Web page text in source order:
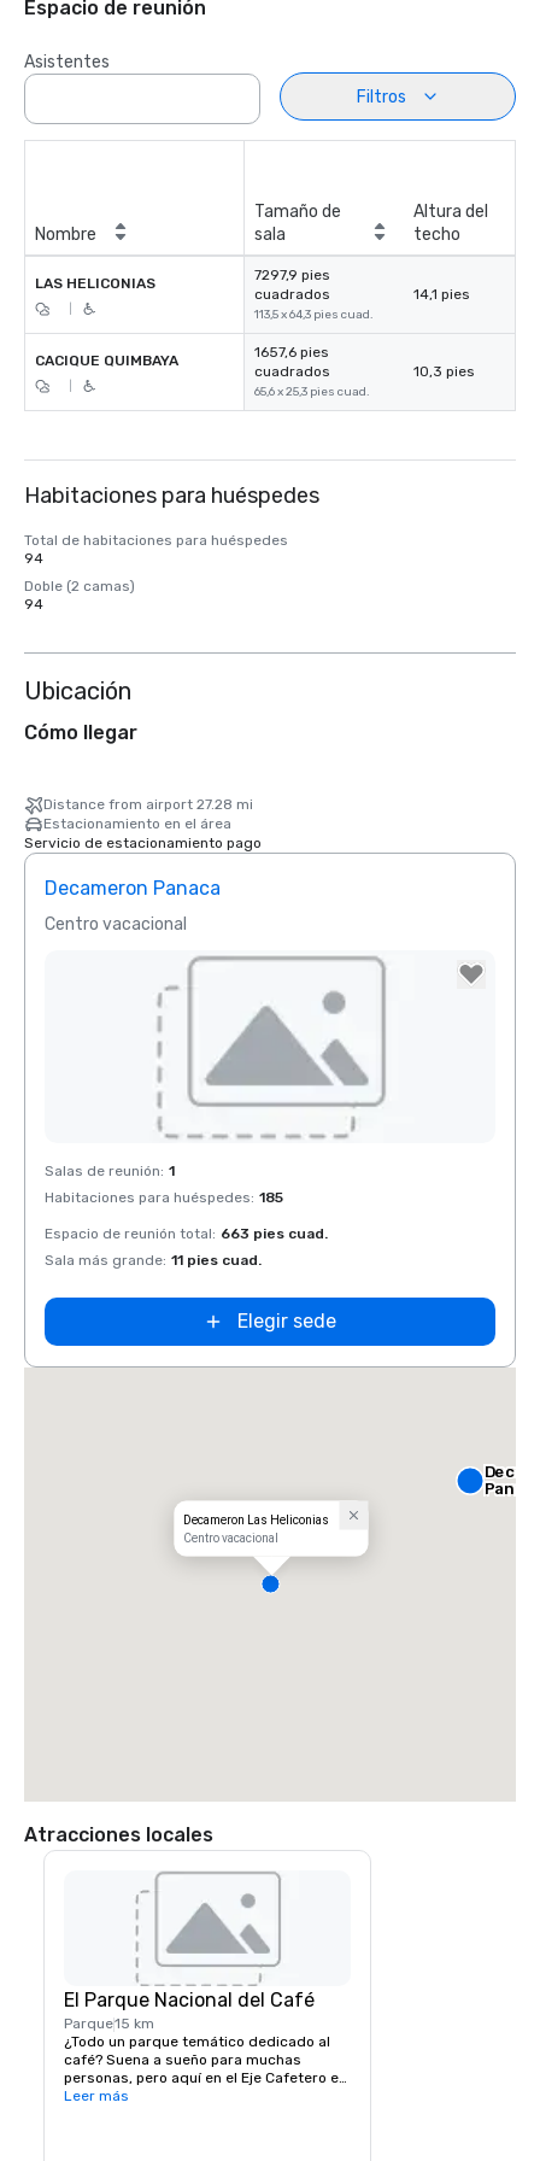
Espacio de reunión
Asistentes
Filtros
Nombre
Tamaño de
sala
Altura del
techo
LAS HELICONIAS
7297,9 pies
cuadrados
113,5 x 64,3 pies cuad.
14,1 pies
CACIQUE QUIMBAYA
1657,6 pies
cuadrados
65,6 x 25,3 pies cuad.
10,3 pies
Habitaciones para huéspedes
Total de habitaciones para huéspedes
94
Doble (2 camas)
94
Ubicación
Cómo llegar
Distance from airport 27.28 mi
Estacionamiento en el área
Servicio de estacionamiento pago
Decameron Panaca
Centro vacacional
Removed from favorites
Salas de reunión: 1
Habitaciones para huéspedes: 185
Espacio de reunión total: 663 pies cuad.
Sala más grande: 11 pies cuad.
Elegir sede
Decameron Las Heliconias
Centro vacacional
Atracciones locales
El Parque Nacional del Café
Parque15 km
¿Todo un parque temático dedicado al
café? Suena a sueño para muchas
personas, pero aquí en el Eje Cafetero es
una realidad. El Parque Nacional del Café,
Leer más